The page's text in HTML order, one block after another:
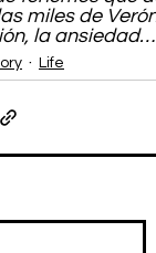
miles de
la
Life